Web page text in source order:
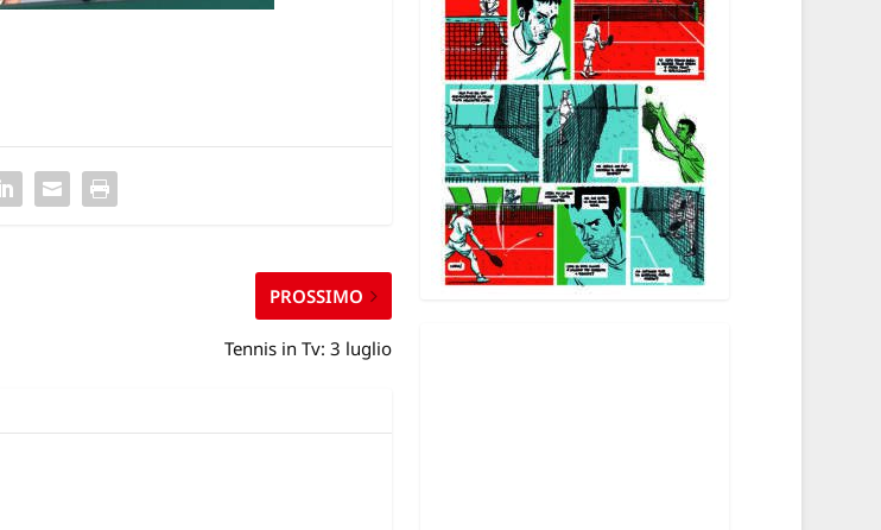
PROSSIMO
Tennis in Tv: 3 luglio